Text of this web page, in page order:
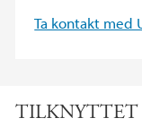
Ta kontakt med